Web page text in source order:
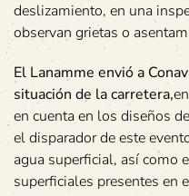
deslizamiento, en una
observan grietas o
El Lanamme envió a
situación de la carretera,
en cuenta en los diseños
el disparador de este
agua superficial, así como
superficiales presentes en